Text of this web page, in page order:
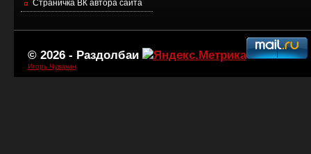
Страничка ВК автора сайта
© 2026 - Раздолбаи
Игорь Чувакин